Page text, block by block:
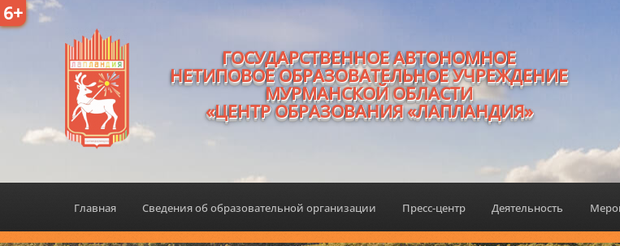
6+
ГОСУДАРСТВЕННОЕ АВТОНОМНОЕ
НЕТИПОВОЕ ОБРАЗОВАТЕЛЬНОЕ УЧРЕЖДЕНИЕ
МУРМАНСКОЙ ОБЛАСТИ
«ЦЕНТР ОБРАЗОВАНИЯ «ЛАПЛАНДИЯ»
Главная Сведения об образовательной организации Пресс-центр Деятельность